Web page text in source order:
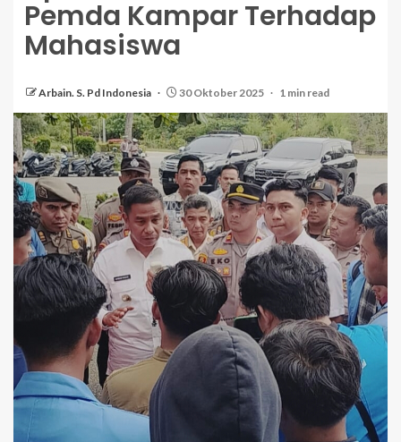
Pemda Kampar Terhadap
Mahasiswa
Arbain. S. Pd Indonesia 30 Oktober 2025 1 min read